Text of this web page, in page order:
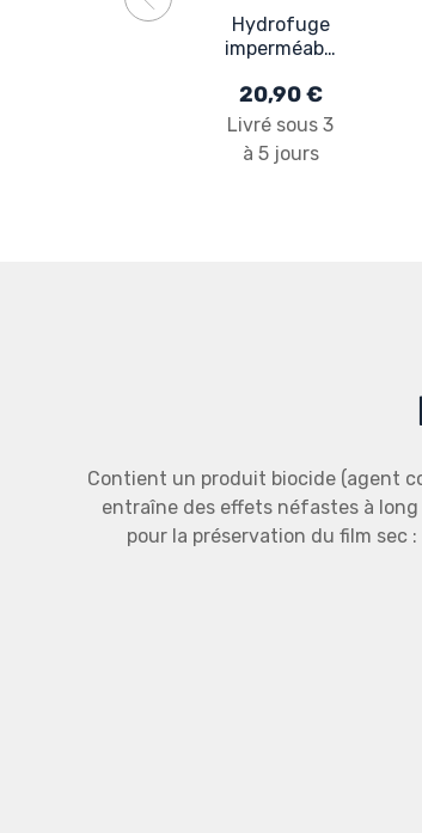
Hydrofuge
imperméabilisant
extérieur et
exotique :
IMPERBOIS
20,90 €
Livré sous 3
à 5 jours
Contient un produit biocide (agent
entraîne des effets néfastes à
pour la préservation du film sec